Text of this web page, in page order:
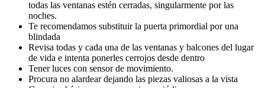
todas las ventanas estén cerradas, singularmente por las
noches.
Te recomendamos substituir la puerta primordial por una
blindada
Revisa todas y cada una de las ventanas y balcones del lugar
de vida e intenta ponerles cerrojos desde dentro
Tener luces con sensor de movimiento.
Procura no alardear dejando las piezas valiosas a la vista